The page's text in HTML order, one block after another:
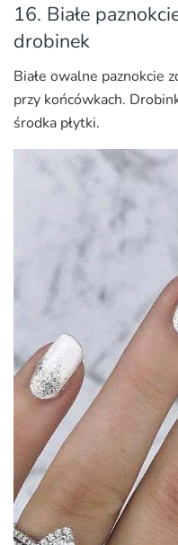
16. Białe
drobinek
Białe owalne paznokcie
przy końcówkach.
środka płytki.